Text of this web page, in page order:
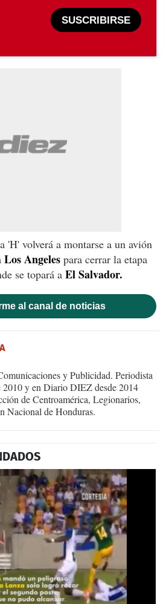
SUSCRIBIRSE
'H' volverá a montarse a un avión
Los Angeles para cerrar la etapa
se topará a El Salvador.
al canal de noticias
y Publicidad. Periodista
2010 y en Diario DIEZ desde 2014
de Centroamérica, Legionarios,
Nacional de Honduras.